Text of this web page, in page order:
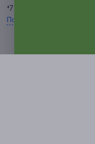
+7 (928) 918-58-36
Показать номер телефона